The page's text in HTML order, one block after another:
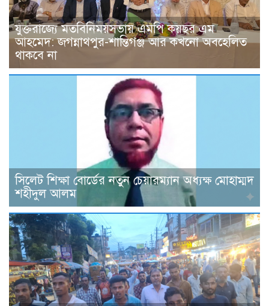
যুক্তরাজ্যে মতবিনিময়সভায় এমপি কয়ছর এম
আহমেদ: জগন্নাথপুর-শান্তিগঞ্জ আর কখনো অবহেলিত
থাকবে না
সিলেট শিক্ষা বোর্ডের নতুন চেয়ারম্যান অধ্যক্ষ মোহাম্মদ
শহীদুল আলম